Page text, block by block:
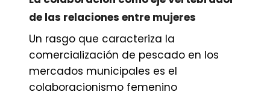
de las relaciones entre mujeres
Un rasgo que caracteriza la
comercialización de pescado en los
mercados municipales es el
colaboracionismo femenino